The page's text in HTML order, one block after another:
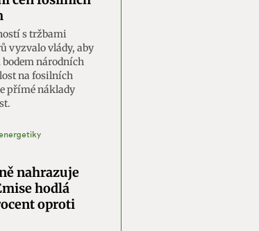
s tržbami
vyzvalo vlády, aby
národních
na fosilních
přímé náklady
nahrazuje
hodlá
oproti